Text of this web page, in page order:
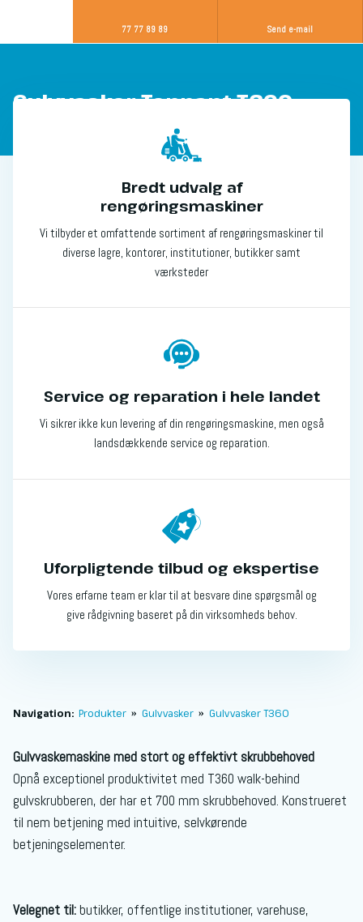
77 77 89 89 Send e-mail
​Gulvvasker Tennant T360
Bredt udvalg af
rengøringsmaskiner
Vi tilbyder et omfattende sortiment af rengøringsmaskiner til
diverse lagre, kontorer, institutioner, butikker samt
værksteder
Service og reparation i hele landet
Vi sikrer ikke kun levering af din rengøringsmaskine, men også
landsdækkende service og reparation.
Uforpligtende tilbud og ekspertise
Vores erfarne team er klar til at besvare dine spørgsmål og
give rådgivning baseret på din virksomheds behov.
Navigation: Produkter » Gulvvasker » Gulvvasker T360
Gulvvaskemaskine med stort og effektivt skrubbehoved
Opnå exceptionel produktivitet med T360 walk-behind
gulvskrubberen, der har et 700 mm skrubbehoved. Konstrueret
til nem betjening med intuitive, selvkørende
betjeningselementer.
Velegnet til: butikker, offentlige institutioner, varehuse,